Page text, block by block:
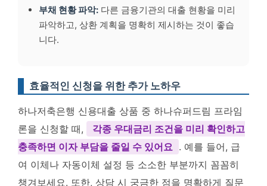
부채 현황 파악: 다른 금융기관의 대출 현황을 미리
파악하고, 상환 계획을 명확히 제시하는 것이 좋습
니다.
효율적인 신청을 위한 추가 노하우
하나저축은행 신용대출 상품 중 하나슈퍼드림 프라임
론을 신청할 때,
각종 우대금리 조건을 미리 확인하고
충족하면 이자 부담을 줄일 수 있어요 . 예를 들어, 급
여 이체나 자동이체 설정 등 소소한 부분까지 꼼꼼히
챙겨보세요. 또한, 상담 시 궁금한 점을 명확하게 질문